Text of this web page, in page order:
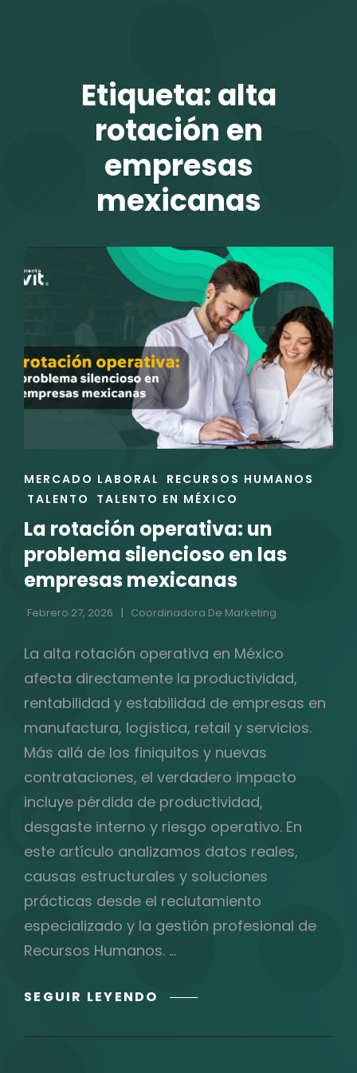
Etiqueta:alta
rotación en
empresas
mexicanas
ENLACES
DE
CATEGORÍAS
MERCADO LABORAL
RECURSOS HUMANOS
TALENTO
TALENTO EN MÉXICO
La rotación operativa: un
problema silencioso en las
empresas mexicanas
Febrero 27, 2026 Coordinadora De Marketing
La alta rotación operativa en México
afecta directamente la productividad,
rentabilidad y estabilidad de empresas en
manufactura, logística, retail y servicios.
Más allá de los finiquitos y nuevas
contrataciones, el verdadero impacto
incluye pérdida de productividad,
desgaste interno y riesgo operativo. En
este artículo analizamos datos reales,
causas estructurales y soluciones
prácticas desde el reclutamiento
especializado y la gestión profesional de
Recursos Humanos. …
SEGUIR LEYENDO LA
OPERATIVA: